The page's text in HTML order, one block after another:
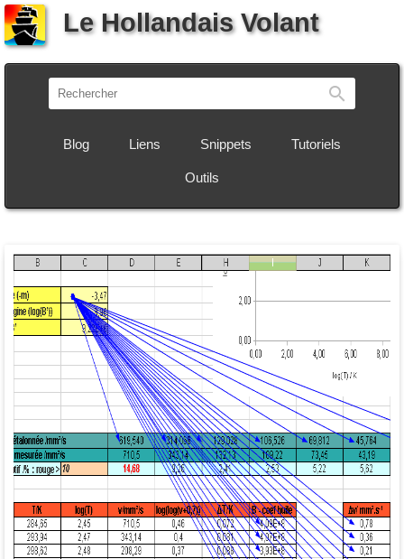
Le Hollandais Volant
Blog Liens Snippets Tutoriels
Outils